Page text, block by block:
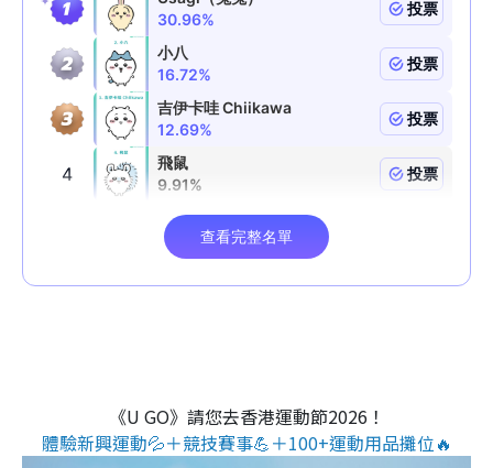
《U GO》請您去香港運動節2026！
體驗新興運動💦＋競技賽事💪＋100+運動用品攤位🔥